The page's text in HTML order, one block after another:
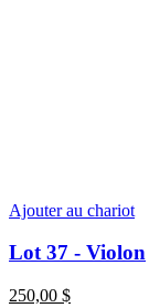
Ajouter au chariot
Lot 37 - Violon
250,00 $